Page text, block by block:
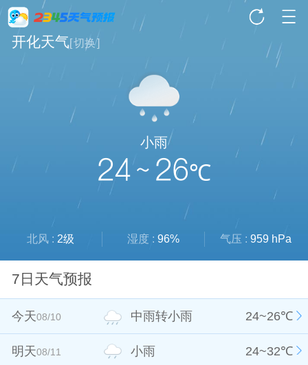
开化天气[切换]
小雨
24 ~ 26℃
北风 : 2级 湿度 : 96% 气压 : 959 hPa
7日天气预报
今天08/10 中雨转小雨 24~26℃
明天08/11 小雨 24~32℃